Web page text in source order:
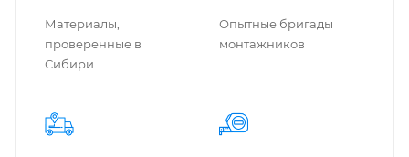
Материалы,
проверенные в
Сибири.
Опытные бригады
монтажников